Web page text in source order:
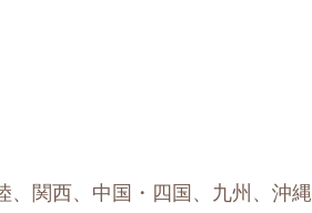
、関西、中国・四国、九州、沖縄